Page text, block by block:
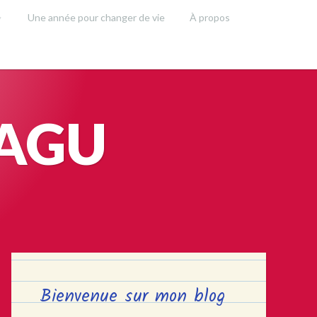
Une année pour changer de vie À propos
Bienvenue sur mon blog